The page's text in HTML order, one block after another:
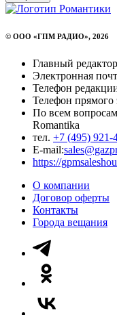
© ООО «ГПМ РАДИО», 2026
Главный
Электронная
Телефон
Телефон прямого
По всем
Romantika
тел. +7 (495) 921-
E-mail:
https://
О компании
Договор оферты
Контакты
Города вещания